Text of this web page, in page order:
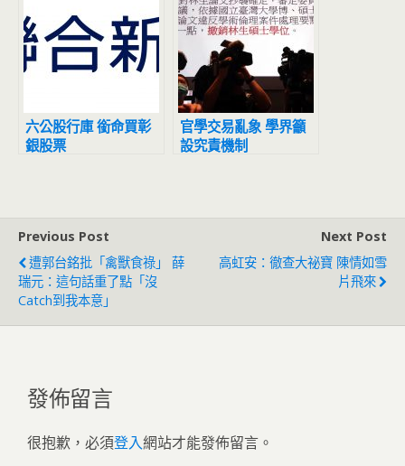
六公股行庫 銜命買彰
銀股票
官學交易亂象 學界籲
設究責機制
Previous Post
遭郭台銘批「禽獸食祿」 薛
瑞元：這句話重了點「沒
Catch到我本意」
Next Post
高虹安：徹查大祕寶 陳情如雪
片飛來
發佈留言
很抱歉，必須登入網站才能發佈留言。